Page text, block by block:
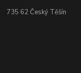
735 62 Český Těšín